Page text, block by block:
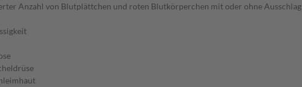
Anzahl von Blutplättchen und roten Blutkörperchen mit oder ohne Ausschlag